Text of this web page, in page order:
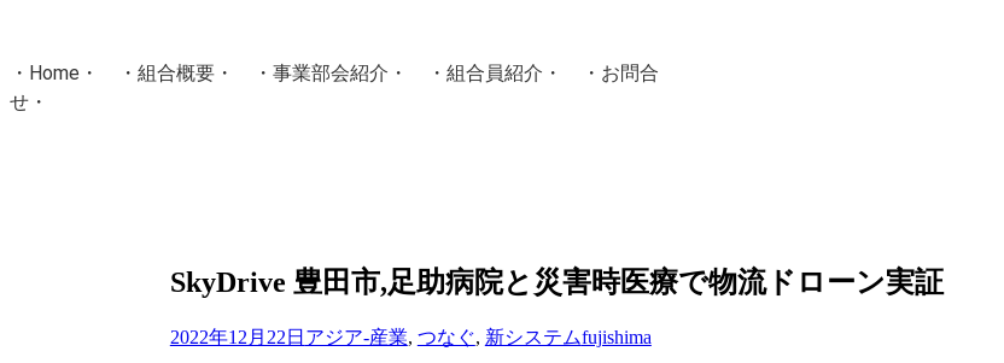
・ Home ・ ・ 組合概要 ・ ・ 事業部会紹介 ・ ・ 組合員紹介 ・ ・ お問合
せ ・
Masters組合員ログインSkyDrive 豊田市,足助病院と災害時医療で物流ドローン実証
2022年12月22日 アジア-産業, つなぐ, 新システムfujishima